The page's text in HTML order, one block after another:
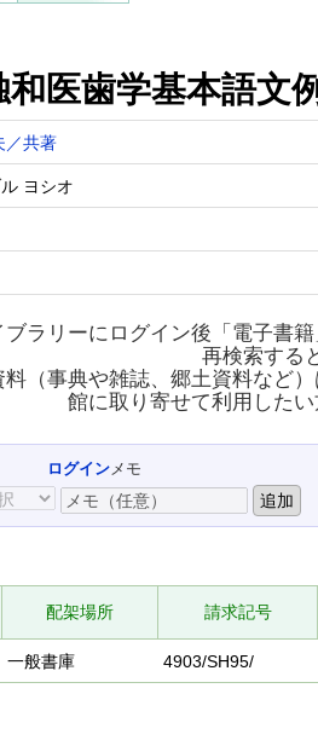
和医歯学基本語文
／共著
ヨシオ
ラリーにログイン後「電子書
再検索する
（事典や雑誌、郷土資料など
館に取り寄せて利用したい
ログインメモ
配架場所 請求記号
一般書庫 4903/SH95/